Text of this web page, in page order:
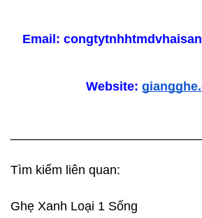
Email:
Website:
Tìm kiếm liên quan:
Ghẹ Xanh Loại 1 Sống